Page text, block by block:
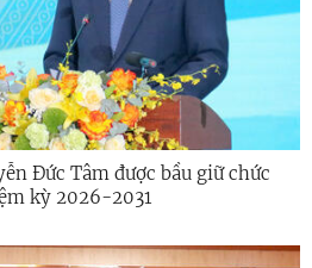
Đức Tâm được bầu giữ chức
kỳ 2026-2031